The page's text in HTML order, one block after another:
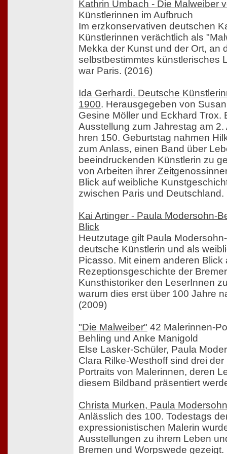
Kathrin Umbach - Die Malweiber
Künstlerinnen im Aufbruch
Im erzkonservativen deutschen
Künstlerinnen verächtlich als
Mekka der Kunst und der Ort, an
selbstbestimmtes künstlerisches
war Paris. (2016)
Ida Gerhardi. Deutsche
1900. Herausgegeben von
Gesine Möller und Eckhard Trox.
Ausstellung zum Jahrestag am 2.
hren 150. Geburtstag nahmen
zum Anlass, einen Band über
beeindruckenden Künstlerin zu
von Arbeiten ihrer
Blick auf weibliche
zwischen Paris und Deutschland.
Kai Artinger - Paula Modersohn-
Blick
Heutzutage gilt Paula
deutsche Künstlerin und als
Picasso. Mit einem anderen Blick
Rezeptionsgeschichte der
Kunsthistoriker den LeserInnen
warum dies erst über 100 Jahre
(2009)
"Die Malweiber" 42 Malerinnen-
Behling und Anke Manigold
Else Lasker-Schüler, Paula
Clara Rilke-Westhoff sind drei
Portraits von Malerinnen, deren
diesem Bildband präsentiert
Christa Murken, Paula
Anlässlich des 100. Todestags
expressionistischen Malerin
Ausstellungen zu ihrem Leben
Bremen und Worpswede gezeigt.